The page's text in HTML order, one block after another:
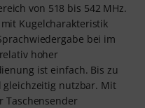
von 518 bis 542 MHz.
Kugelcharakteristik
bei im
hoher
ist einfach. Bis zu
gleichzeitig nutzbar. Mit
Taschensender